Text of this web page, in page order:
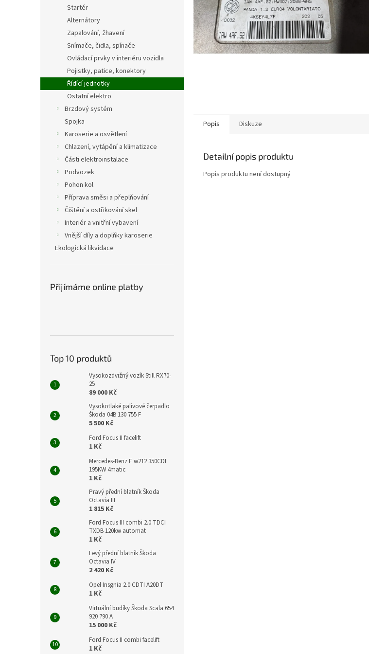
Startér
Alternátory
Zapalování, žhavení
Snímače, čidla, spínače
Ovládací prvky v interiéru vozidla
Pojistky, patice, konektory
Řídící jednotky
Ostatní elektro
Brzdový systém
Spojka
Karoserie a osvětlení
Chlazení, vytápění a klimatizace
Části elektroinstalace
Podvozek
Pohon kol
Příprava směsi a přeplňování
Čištění a ostřikování skel
Interiér a vnitřní vybavení
Vnější díly a doplňky karoserie
Ekologická likvidace
Přijímáme online platby
Top 10 produktů
Vysokozdvižný vozík Still RX70-
25
89 000 Kč
Vysokotlaké palivové čerpadlo
Škoda 04B 130 755 F
5 500 Kč
Ford Focus II facelift
1 Kč
Mercedes-Benz E w212 350CDI
195KW 4matic
1 Kč
Pravý přední blatník Škoda
Octavia III
1 815 Kč
Ford Focus III combi 2.0 TDCI
TXDB 120kw automat
1 Kč
Levý přední blatník Škoda
Octavia IV
2 420 Kč
Opel Insgnia 2.0 CDTI A20DT
1 Kč
Virtuální budíky Škoda Scala 654
920 790 A
15 000 Kč
Ford Focus II combi facelift
1 Kč
Popis Diskuze
Detailní popis produktu
Popis produktu není dostupný